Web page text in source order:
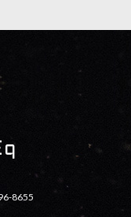
8655